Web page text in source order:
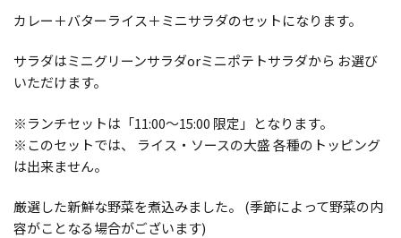
カレー＋バターライス＋ミニサラダのセットになります。
サラダはミニグリーンサラダorミニポテトサラダから お選び
いただけます。
※ランチセットは「11:00〜15:00 限定」となります。
※このセットでは、 ライス・ソースの大盛 各種のトッピング
は出来ません。
厳選した新鮮な野菜を煮込みました。 (季節によって野菜の内
容がことなる場合がございます)